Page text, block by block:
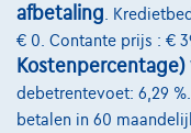
Mercedes-Benz C
C 200 MHE Benzine Aut-
10/2021
76.359 km
afbetaling .
€ 0. Contante prijs : €
Kostenpercentage)
debetrentevoet: 6,29
betalen in 60